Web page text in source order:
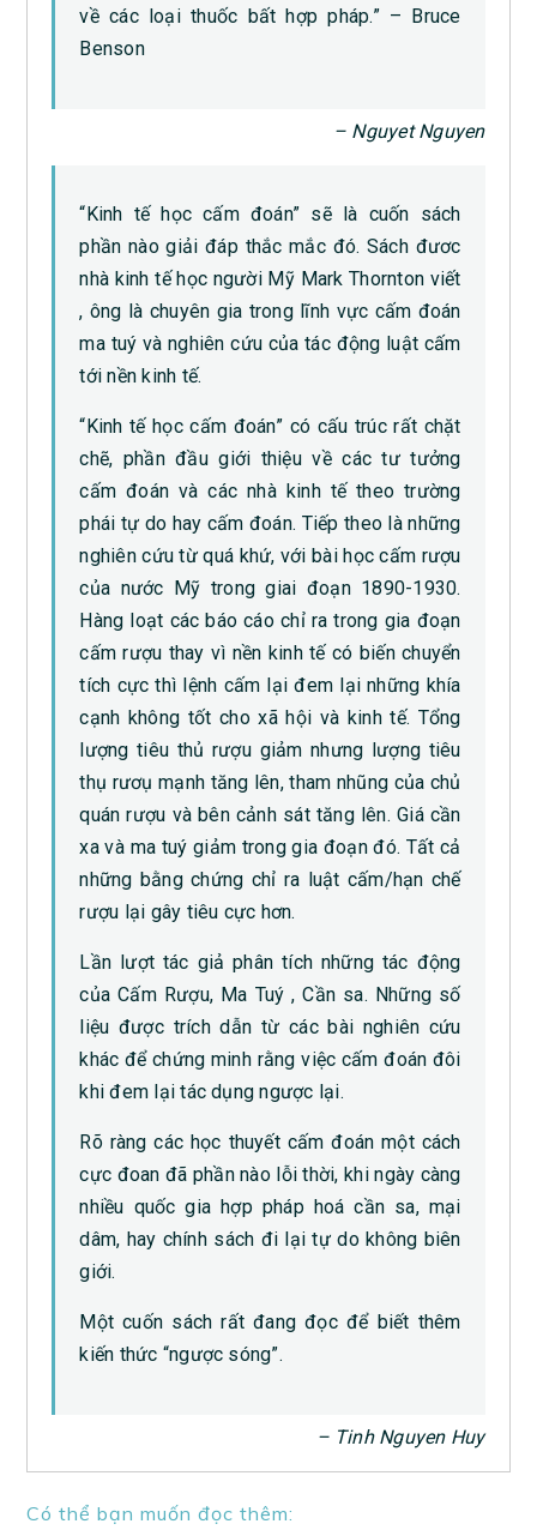
về các loại thuốc bất hợp pháp.” – Bruce
Benson
– Nguyet Nguyen
“Kinh tế học cấm đoán” sẽ là cuốn sách
phần nào giải đáp thắc mắc đó. Sách đươc
nhà kinh tế học người Mỹ Mark Thornton viết
, ông là chuyên gia trong lĩnh vực cấm đoán
ma tuý và nghiên cứu của tác động luật cấm
tới nền kinh tế.
“Kinh tế học cấm đoán” có cấu trúc rất chặt
chẽ, phần đầu giới thiệu về các tư tưởng
cấm đoán và các nhà kinh tế theo trường
phái tự do hay cấm đoán. Tiếp theo là những
nghiên cứu từ quá khứ, với bài học cấm rượu
của nước Mỹ trong giai đoạn 1890-1930.
Hàng loạt các báo cáo chỉ ra trong gia đoạn
cấm rượu thay vì nền kinh tế có biến chuyển
tích cực thì lệnh cấm lại đem lại những khía
cạnh không tốt cho xã hội và kinh tế. Tổng
lượng tiêu thủ rượu giảm nhưng lượng tiêu
thụ rươụ mạnh tăng lên, tham nhũng của chủ
quán rượu và bên cảnh sát tăng lên. Giá cần
xa và ma tuý giảm trong gia đoạn đó. Tất cả
những bằng chứng chỉ ra luật cấm/hạn chế
rượu lại gây tiêu cực hơn.
Lần lượt tác giả phân tích những tác động
của Cấm Rượu, Ma Tuý , Cần sa. Những số
liệu được trích dẫn từ các bài nghiên cứu
khác để chứng minh rằng việc cấm đoán đôi
khi đem lại tác dụng ngược lại.
Rõ ràng các học thuyết cấm đoán một cách
cực đoan đã phần nào lỗi thời, khi ngày càng
nhiều quốc gia hợp pháp hoá cần sa, mại
dâm, hay chính sách đi lại tự do không biên
giới.
Một cuốn sách rất đang đọc để biết thêm
kiến thức “ngược sóng”.
– Tinh Nguyen Huy
Có thể bạn muốn đọc thêm: